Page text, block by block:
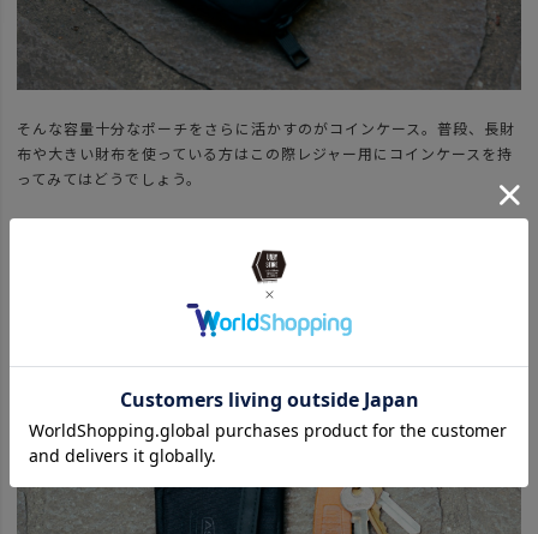
そんな容量十分なポーチをさらに活かすのがコインケース。普段、長財
布や大きい財布を使っている方はこの際レジャー用にコインケースを持
ってみてはどうでしょう。
し入れスムーズ。外のカードポケットにはICカードやクレジットが4枚
ほど入るので、なんなら普段使いでも十分かも。